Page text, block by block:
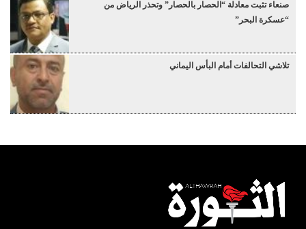
صنعاء تثبت معادلة “الحصار بالحصار” وتحذر الرياض من
“عسكرة البحر”
تلاشي التحالفات أمام البأس اليماني